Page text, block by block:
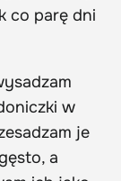
co parę dni
w
je
a